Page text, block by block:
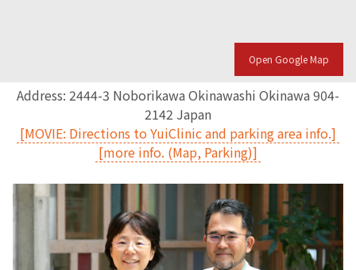
Open Google Map
Address: 2444-3 Noborikawa Okinawashi Okinawa 904-
2142 Japan
[MOVIE: Directions to YuiClinic and parking area info.]
[more info. (Map, Parking)]